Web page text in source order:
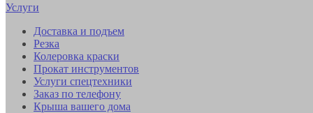
Услуги
Доставка и подъем
Резка
Колеровка краски
Прокат инструментов
Услуги спецтехники
Заказ по телефону
Крыша вашего дома